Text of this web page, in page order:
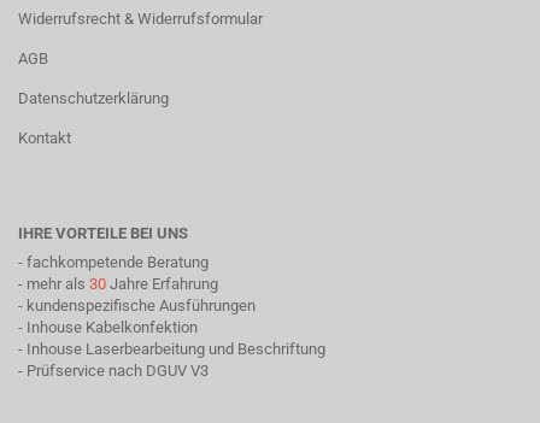
Widerrufsrecht & Widerrufsformular
AGB
Datenschutzerklärung
Kontakt
IHRE VORTEILE BEI UNS
- fachkompetende Beratung
- mehr als 30 Jahre Erfahrung
- kundenspezifische Ausführungen
- Inhouse Kabelkonfektion
- Inhouse Laserbearbeitung und Beschriftung
- Prüfservice nach DGUV V3